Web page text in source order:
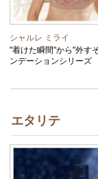
シャルレ ミライ
"着けた瞬間"から"外す
ンデーションシリーズ
エタリテ